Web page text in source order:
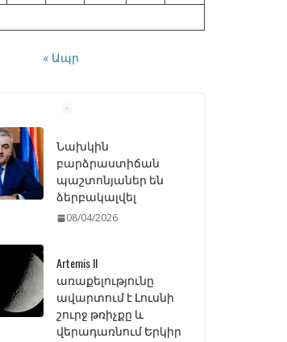
« Ապր
Նախկին
բարձրաստիճան
պաշտոնյաներ են
ձերբակալվել
08/04/2026
Artemis II
առաքելությունը
ավարտում է Լուսնի
շուրջ թռիչքը և
վերադառնում Երկիր